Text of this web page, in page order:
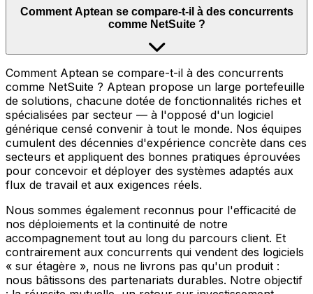
Comment Aptean se compare-t-il à des concurrents
comme NetSuite ?
Comment Aptean se compare-t-il à des concurrents
comme NetSuite ? Aptean propose un large portefeuille
de solutions, chacune dotée de fonctionnalités riches et
spécialisées par secteur — à l'opposé d'un logiciel
générique censé convenir à tout le monde. Nos équipes
cumulent des décennies d'expérience concrète dans ces
secteurs et appliquent des bonnes pratiques éprouvées
pour concevoir et déployer des systèmes adaptés aux
flux de travail et aux exigences réels.
Nous sommes également reconnus pour l'efficacité de
nos déploiements et la continuité de notre
accompagnement tout au long du parcours client. Et
contrairement aux concurrents qui vendent des logiciels
« sur étagère », nous ne livrons pas qu'un produit :
nous bâtissons des partenariats durables. Notre objectif